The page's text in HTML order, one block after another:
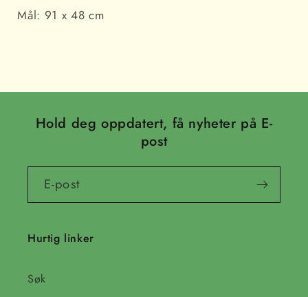
Mål: 91 x 48 cm
Hold deg oppdatert, få nyheter på E-
post
E-post
Hurtig linker
Søk